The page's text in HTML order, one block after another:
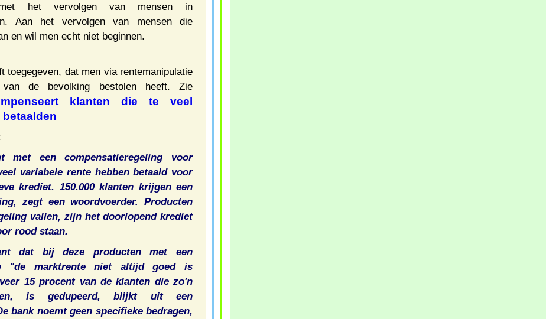
het vervolgen van mensen in
Aan het vervolgen van mensen die
en wil men echt niet beginnen.
toegegeven, dat men via rentemanipulatie
de bevolking bestolen heeft. Zie
klanten die te veel
met een compensatieregeling voor
variabele rente hebben betaald voor
krediet. 150.000 klanten krijgen een
zegt een woordvoerder. Producten
vallen, zijn het doorlopend krediet
rood staan.
dat bij deze producten met een
"de marktrente niet altijd goed is
15 procent van de klanten die zo'n
is gedupeerd, blijkt uit een
bank noemt geen specifieke bedragen,